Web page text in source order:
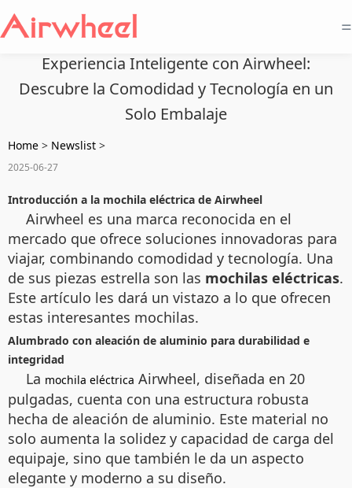
=
Experiencia Inteligente con Airwheel:
Descubre la Comodidad y Tecnología en un
Solo Embalaje
Home > Newslist >
2025-06-27
Introducción a la mochila eléctrica de Airwheel
Airwheel es una marca reconocida en el
mercado que ofrece soluciones innovadoras para
viajar, combinando comodidad y tecnología. Una
de sus piezas estrella son las mochilas eléctricas.
Este artículo les dará un vistazo a lo que ofrecen
estas interesantes mochilas.
Alumbrado con aleación de aluminio para durabilidad e
integridad
La mochila eléctrica Airwheel, diseñada en 20
pulgadas, cuenta con una estructura robusta
hecha de aleación de aluminio. Este material no
solo aumenta la solidez y capacidad de carga del
equipaje, sino que también le da un aspecto
elegante y moderno a su diseño.